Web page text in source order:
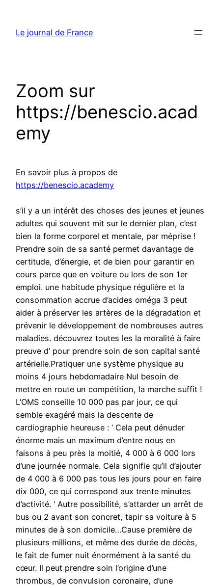
contenu
Le journal de France
Zoom sur
https://benescio.acad
emy
En savoir plus à propos de
https://benescio.academy
s’il y a un intérêt des choses des jeunes et jeunes
adultes qui souvent mit sur le dernier plan, c’est
bien la forme corporel et mentale, par méprise !
Prendre soin de sa santé permet davantage de
certitude, d’énergie, et de bien pour garantir en
cours parce que en voiture ou lors de son 1er
emploi. une habitude physique régulière et la
consommation accrue d’acides oméga 3 peut
aider à préserver les artères de la dégradation et
prévenir le développement de nombreuses autres
maladies. découvrez toutes les la moralité à faire
preuve d’ pour prendre soin de son capital santé
artérielle.Pratiquer une système physique au
moins 4 jours hebdomadaire Nul besoin de
mettre en route un compétition, la marche suffit !
L’OMS conseille 10 000 pas par jour, ce qui
semble exagéré mais la descente de
cardiographie heureuse : ‘ Cela peut dénuder
énorme mais un maximum d’entre nous en
faisons à peu près la moitié, 4 000 à 6 000 lors
d’une journée normale. Cela signifie qu’il d’ajouter
de 4 000 à 6 000 pas tous les jours pour en faire
dix 000, ce qui correspond aux trente minutes
d’activité. ‘ Autre possibilité, s’attarder un arrêt de
bus ou 2 avant son concret, tapir sa voiture à 5
minutes de à son domicile…Cause première de
plusieurs millions, et même des durée de décès,
le fait de fumer nuit énormément à la santé du
cœur. Il peut prendre soin l’origine d’une
thrombus, de convulsion coronaire, d’une